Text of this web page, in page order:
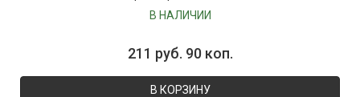
В НАЛИЧИИ
211 руб. 90 коп.
В КОРЗИНУ